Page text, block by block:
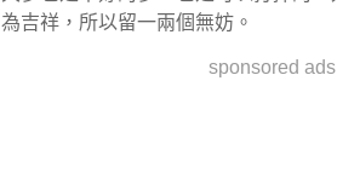
為吉祥，所以留一兩個無妨。
sponsored ads